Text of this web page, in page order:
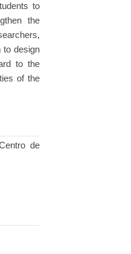
to
the
to design
to the
of the
de